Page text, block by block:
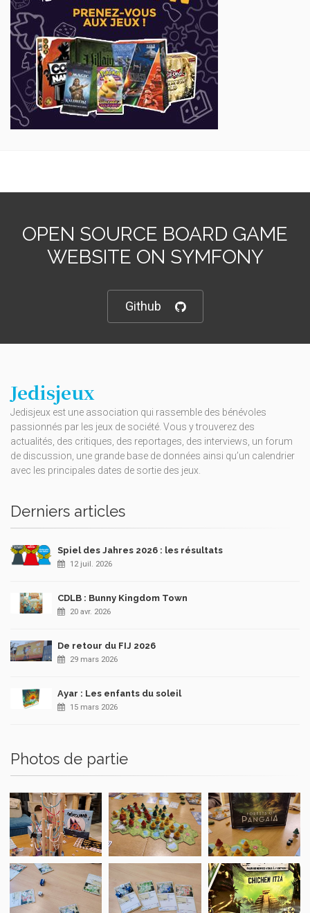
OPEN SOURCE BOARD GAME
WEBSITE ON SYMFONY
Github
Jedisjeux
Jedisjeux est une association qui rassemble des bénévoles
passionnés par les jeux de société. Vous y trouverez des
actualités, des critiques, des reportages, des interviews, un forum
de discussion, une grande base de données ainsi qu’un calendrier
avec les principales dates de sortie des jeux.
Derniers articles
Spiel des Jahres 2026 : les résultats
12 juil. 2026
CDLB : Bunny Kingdom Town
20 avr. 2026
De retour du FIJ 2026
29 mars 2026
Ayar : Les enfants du soleil
15 mars 2026
Photos de partie